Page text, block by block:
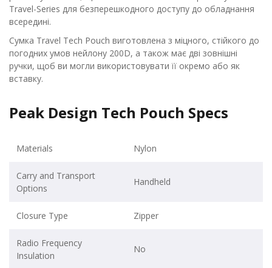
Travel-Series для безперешкодного доступу до обладнання
всередині.
Сумка Travel Tech Pouch виготовлена з міцного, стійкого до
погодних умов нейлону 200D, а також має дві зовнішні
ручки, щоб ви могли використовувати її окремо або як
вставку.
Peak Design Tech Pouch Specs
Materials Nylon
Carry and Transport
Options
Handheld
Closure Type Zipper
Radio Frequency
Insulation
No